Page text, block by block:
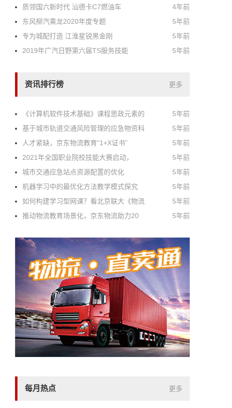
质领国六新时代 汕德卡C7燃油车
4年前
东风柳汽乘龙2020年度专题
5年前
专为城配打造 江淮星锐黑金刚
5年前
2019年广汽日野第六届TS服务技能
5年前
资讯排行榜 更多
《计算机软件技术基础》课程思政元素的
5年前
基于城市轨道交通风险管理的应急物资科
5年前
人才紧缺，京东物流教育“1+X证书”
5年前
2021年全国职业院校技能大赛启动，
5年前
城市交通应急站点资源配置的优化
5年前
机器学习中的最优化方法教学模式探究
5年前
如何构建学习型网课？看北京联大《物流
5年前
推动物流教育场景化，京东物流助力20
5年前
每月热点 更多